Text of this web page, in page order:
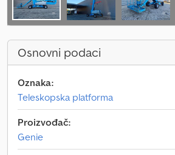
Osnovni podaci
Oznaka:
Teleskopska platforma
Proizvođač:
Genie